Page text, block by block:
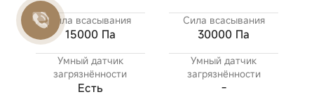
Сила всасывания
15000 Па
Умный датчик
загрязнённости
Есть
Сила всасывания
30000 Па
Умный датчик
загрязнённости
-